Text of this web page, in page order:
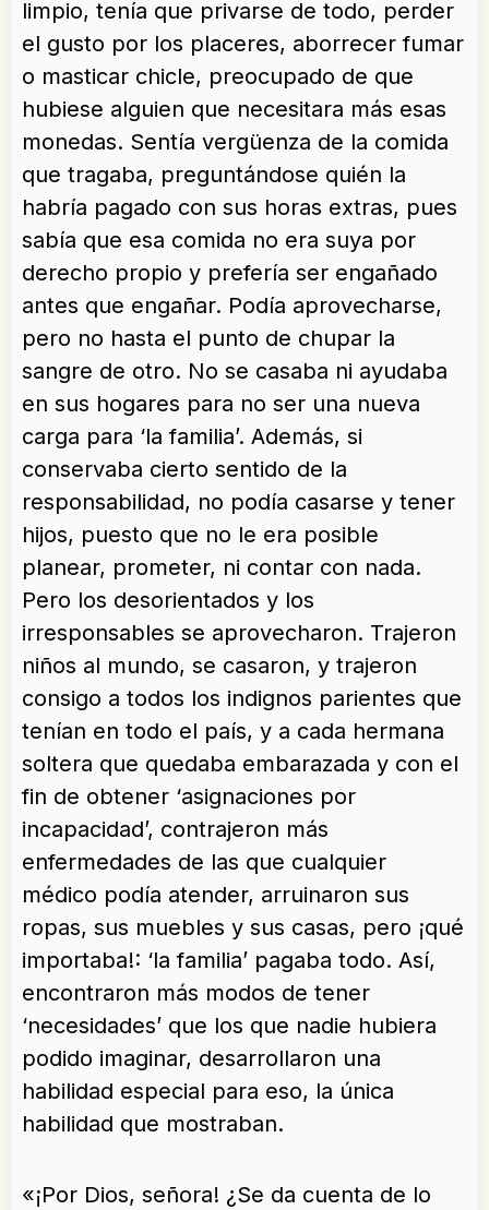
limpio, tenía que privarse de todo, perder
el gusto por los placeres, aborrecer fumar
o masticar chicle, preocupado de que
hubiese alguien que necesitara más esas
monedas. Sentía vergüenza de la comida
que tragaba, preguntándose quién la
habría pagado con sus horas extras, pues
sabía que esa comida no era suya por
derecho propio y prefería ser engañado
antes que engañar. Podía aprovecharse,
pero no hasta el punto de chupar la
sangre de otro. No se casaba ni ayudaba
en sus hogares para no ser una nueva
carga para ‘la familia’. Además, si
conservaba cierto sentido de la
responsabilidad, no podía casarse y tener
hijos, puesto que no le era posible
planear, prometer, ni contar con nada.
Pero los desorientados y los
irresponsables se aprovecharon. Trajeron
niños al mundo, se casaron, y trajeron
consigo a todos los indignos parientes que
tenían en todo el país, y a cada hermana
soltera que quedaba embarazada y con el
fin de obtener ‘asignaciones por
incapacidad’, contrajeron más
enfermedades de las que cualquier
médico podía atender, arruinaron sus
ropas, sus muebles y sus casas, pero ¡qué
importaba!: ‘la familia’ pagaba todo. Así,
encontraron más modos de tener
‘necesidades’ que los que nadie hubiera
podido imaginar, desarrollaron una
habilidad especial para eso, la única
habilidad que mostraban.
«¡Por Dios, señora! ¿Se da cuenta de lo